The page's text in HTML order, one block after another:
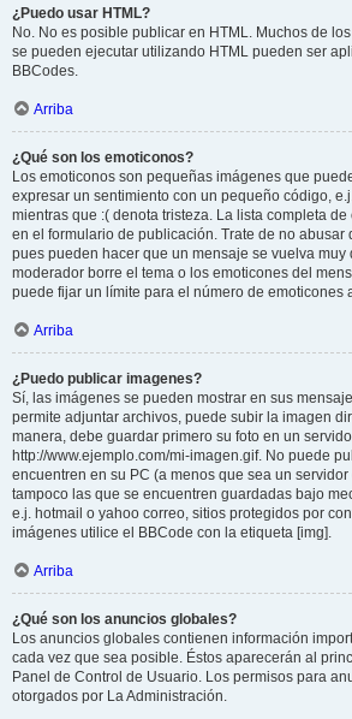
¿Puedo usar HTML?
No. No es posible publicar en HTML. Muchos de
se pueden ejecutar utilizando HTML pueden ser
BBCodes.
Arriba
¿Qué son los emoticonos?
Los emoticonos son pequeñas imágenes que
expresar un sentimiento con un pequeño código,
mientras que :( denota tristeza. La lista completa
en el formulario de publicación. Trate de no abusar
pues pueden hacer que un mensaje se vuelva muy
moderador borre el tema o los emoticones del
puede fijar un límite para el número de emoticones
Arriba
¿Puedo publicar imagenes?
Sí, las imágenes se pueden mostrar en sus
permite adjuntar archivos, puede subir la imagen
manera, debe guardar primero su foto en un
http://www.ejemplo.com/mi-imagen.gif. No puede
encuentren en su PC (a menos que sea un
tampoco las que se encuentren guardadas bajo
e.j. hotmail o yahoo correo, sitios protegidos por
imágenes utilice el BBCode con la etiqueta [img].
Arriba
¿Qué son los anuncios globales?
Los anuncios globales contienen información
cada vez que sea posible. Éstos aparecerán al
Panel de Control de Usuario. Los permisos para
otorgados por La Administración.